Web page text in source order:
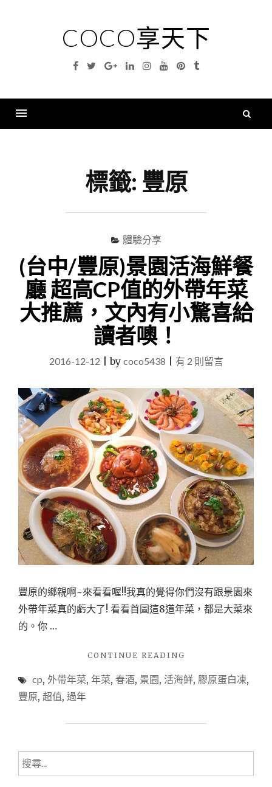
COCO享天下
Facebook
TwitterGoogleLinkedinInstagramYouTubePinterest
Tumblr
標籤: 豐原
體驗分享
(台中/豐原)景園活海鮮餐
廳 超高CP值的外帶年菜
大推薦，文內有小驚喜給
讀者噢！
2016-12-12 |by coco5438
在
中/
豐
原)
景
園
活
海
鮮
餐
廳
超
CP
值
外
年
薦，
有 2 則留言
豐原的鄉親啊~來看看喔!!我真的覺得你們沒有跟景園來
外帶年菜真的虧大了! 看看首圖這8道年菜，都是大菜來
的。你 …
CONTINUE READING
中/
cp, 外帶年菜, 年菜, 春酒, 景園, 活海鮮, 膠原蛋白凍,
豐原, 超值, 過年
搜
尋